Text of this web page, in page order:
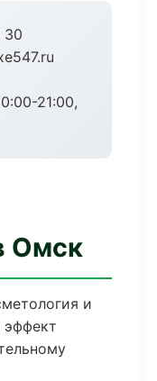
30
21:00,
Омск
и